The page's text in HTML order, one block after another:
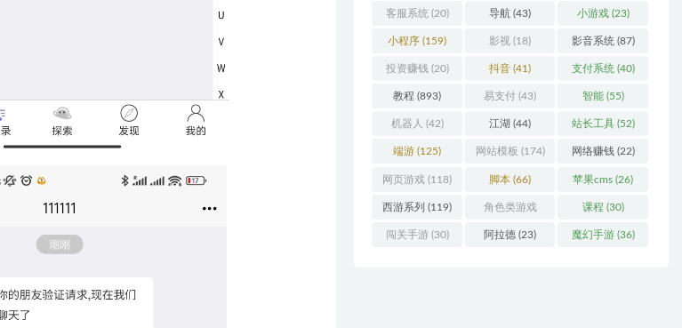
客服系统 (20) 导航 (43) 小游戏(23)
小程序 (159) 影视 (18) 影音系统 (87)
投资赚钱 (20) 抖音 (41) 支付系统 (40)
教程 (893) 易支付 (43) 智能(55)
机器人 (42) 江湖 (44) 站长工具(52)
端游 (125) 网站模板 (174) 网络赚钱(22)
网页游戏 (118) 脚本 (66) 苹果cms (26)
西游系列 (119) 角色类游戏
(306)
课程 (30)
闯关手游(30) 阿拉德 (23) 魔幻手游(36)